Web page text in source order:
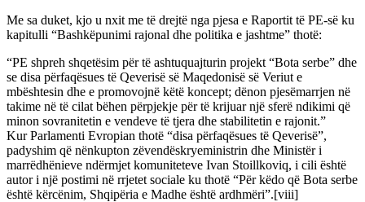
Me sa duket, kjo u nxit me të drejtë nga pjesa e Raportit të PE-së ku
kapitulli “Bashkëpunimi rajonal dhe politika e jashtme” thotë:
“PE shpreh shqetësim për të ashtuquajturin projekt “Bota serbe” dhe
se disa përfaqësues të Qeverisë së Maqedonisë së Veriut e
mbështesin dhe e promovojnë këtë koncept; dënon pjesëmarrjen në
takime në të cilat bëhen përpjekje për të krijuar një sferë ndikimi që
minon sovranitetin e vendeve të tjera dhe stabilitetin e rajonit.”
Kur Parlamenti Evropian thotë “disa përfaqësues të Qeverisë”,
padyshim që nënkupton zëvendëskryeministrin dhe Ministër i
marrëdhënieve ndërmjet komuniteteve Ivan Stoillkoviq, i cili është
autor i një postimi në rrjetet sociale ku thotë “Për këdo që Bota serbe
është kërcënim, Shqipëria e Madhe është ardhmëri”.[viii]